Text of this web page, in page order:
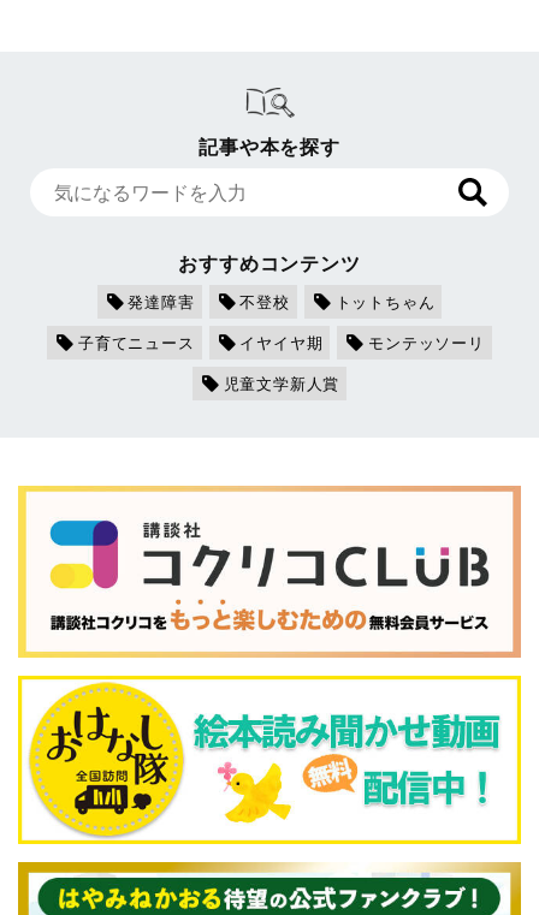
記事や本を探す
おすすめコンテンツ
発達障害 不登校
トットちゃん
子育てニュース
イヤイヤ期
モンテッソーリ
児童文学新人賞